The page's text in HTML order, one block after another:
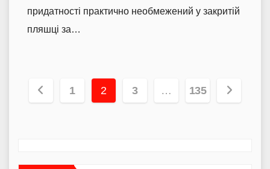
придатності практично необмежений у закритій
пляшці за…
Пагінація
1 2 3 … 135